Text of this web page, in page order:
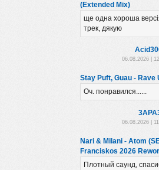
(Extended Mix)
ще одна хороша
трек, дякую
06.08.2026 |
Stay Puft, Guau - Rave
Оч. понравился......
06.08.2026 |
Nari & Milani - Atom
Franciskos 2026
Плотный саунд,